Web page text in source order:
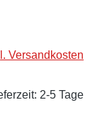
Versandkosten
2-5 Tage